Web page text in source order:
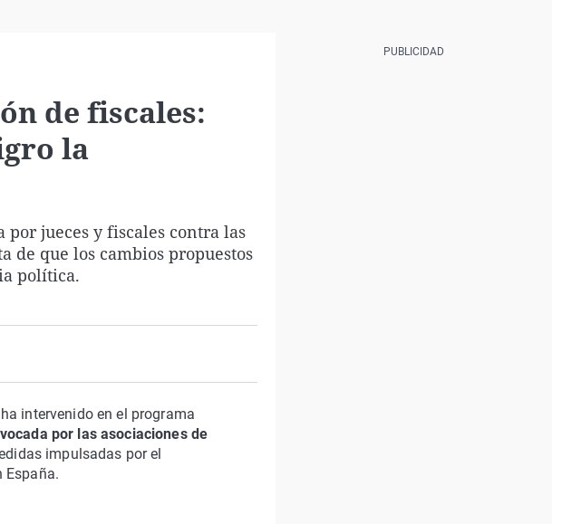
de fiscales:
la
por jueces y fiscales contra las
de que los cambios propuestos
política.
intervenido en el programa
por las asociaciones de
impulsadas por el
España.